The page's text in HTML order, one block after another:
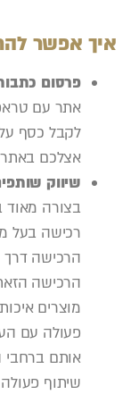
איך אפשר
פרסום
אתר עם
לקבל כסף על
אצלכם
שיווק
בצורה מאוד
רכישה בעל
הרכישה
הרכישה
מוצרים
פעולה עם
אותם ברחבי
שיתוף